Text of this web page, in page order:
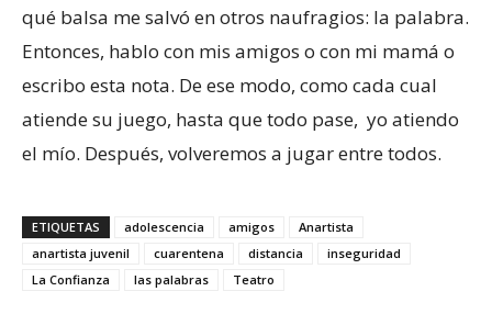
qué balsa me salvó en otros naufragios: la palabra.
Entonces, hablo con mis amigos o con mi mamá o
escribo esta nota. De ese modo, como cada cual
atiende su juego, hasta que todo pase, yo atiendo
el mío. Después, volveremos a jugar entre todos.
ETIQUETAS adolescencia amigos
Anartista
anartista juvenil
cuarentena distancia
inseguridad
La Confianza
las palabras Teatro